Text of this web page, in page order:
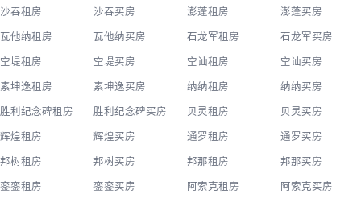
沙吞租房 沙吞买房 澎蓬租房 澎蓬买房
瓦他纳租房 瓦他纳买房 石龙军租房 石龙军买房
空堤租房 空堤买房 空讪租房 空讪买房
素坤逸租房 素坤逸买房 纳纳租房 纳纳买房
胜利纪念碑租房 胜利纪念碑买房 贝灵租房 贝灵买房
辉煌租房 辉煌买房 通罗租房 通罗买房
邦树租房 邦树买房 邦那租房 邦那买房
銮銮租房 銮銮买房 阿索克租房 阿索克买房